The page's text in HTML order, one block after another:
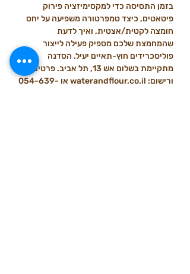
בזמן התסיסה כדי למקסימיזציה פירוק
פיטאטים, כיצד טמפרטורה משפיעה על יחס
חומצה לקטית/אצטית, ואיך לדעת
שהמחמצת שלכם מספיק פעילה לייצור
פוליסכרידים חוץ-תאיים יעיל. הסדנה
מתקיימת בשלום אש 13, תל אביב. פרטים
ורישום: waterandflour.co.il או 054-639-